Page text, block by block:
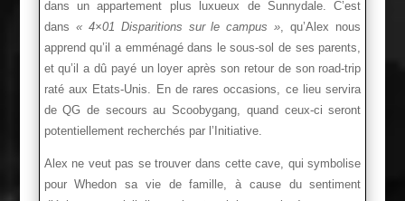
dans un appartement plus luxueux de Sunnydale. C’est
dans « 4×01 Disparitions sur le campus » , qu’Alex nous
apprend qu’il a emménagé dans le sous-sol de ses parents,
et qu’il a dû payé un loyer après son retour de son road-trip
raté aux Etats-Unis. En de rares occasions, ce lieu servira
de QG de secours au Scoobygang, quand ceux-ci seront
potentiellement recherchés par l’Initiative.
Alex ne veut pas se trouver dans cette cave, qui symbolise
pour Whedon sa vie de famille, à cause du sentiment